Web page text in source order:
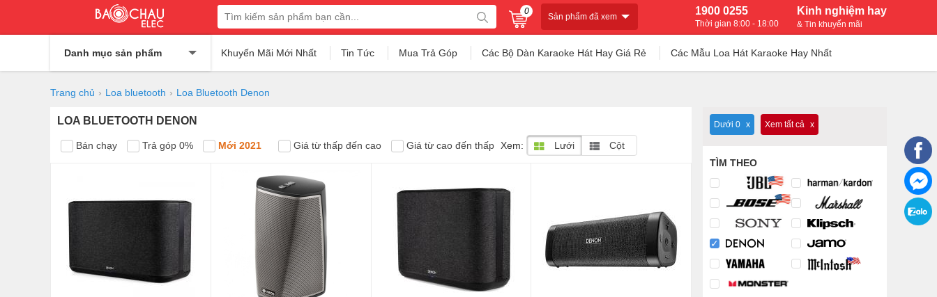
0
Sản phẩm đã xem Kinh nghiệm hay
& Tin khuyến mãi
1900 0255
Thời gian 8:00 - 18:00
Danh mục sản phẩm Khuyến Mãi Mới Nhất Tin Tức Mua Trả Góp Các Bộ Dàn Karaoke Hát Hay Giá Rẻ Các Mẫu Loa Hát Karaoke Hay Nhất
Trang chủ Loa bluetooth Loa Bluetooth Denon
LOA BLUETOOTH DENON
Bán chạy Trả góp 0% Mới 2021 Giá từ thấp đến cao Giá từ cao đến thấp Xem: Lưới Cột
Dưới 0 Xem tất cả
TÌM THEO